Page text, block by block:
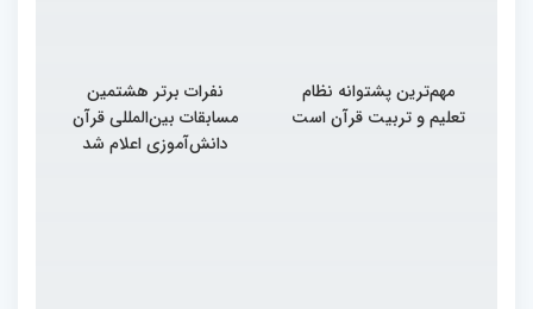
مهم‌ترین پشتوانه نظام
تعلیم و تربیت قرآن است
نفرات برتر هشتمین
مسابقات بین‌المللی قرآن
دانش‌آموزی اعلام شد